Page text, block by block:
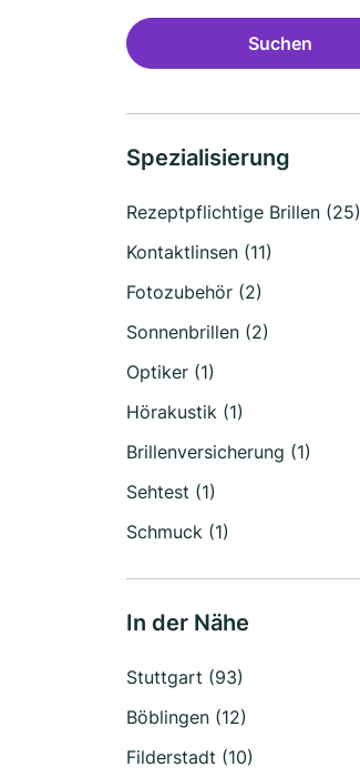
Suchen
Spezialisierung
Rezeptpflichtige Brillen (25)
Kontaktlinsen (11)
Fotozubehör (2)
Sonnenbrillen (2)
Optiker (1)
Hörakustik (1)
Brillenversicherung (1)
Sehtest (1)
Schmuck (1)
In der Nähe
Stuttgart (93)
Böblingen (12)
Filderstadt (10)